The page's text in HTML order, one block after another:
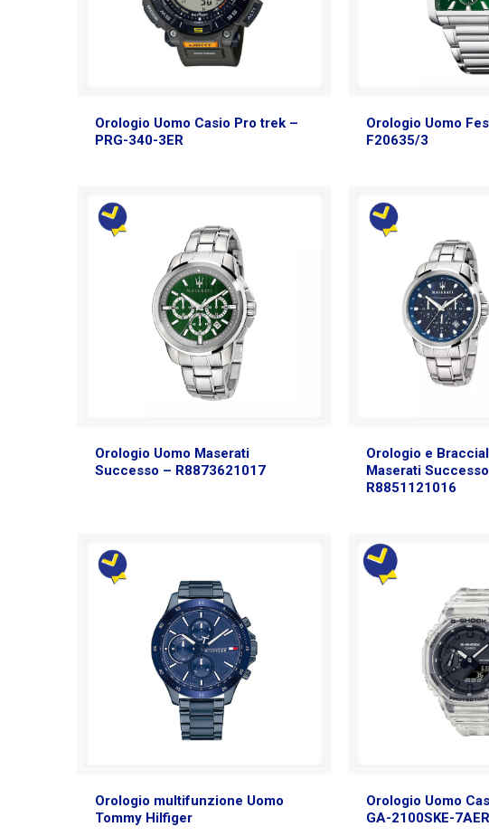
Orologio Uomo Casio Pro trek –
PRG-340-3ER
Orologio Uomo
F20635/3
Orologio Uomo Maserati
Successo – R8873621017
Orologio e
Maserati
R8851121016
Orologio multifunzione Uomo
Tommy Hilfiger
Orologio Uomo
GA-2100SKE-7AER